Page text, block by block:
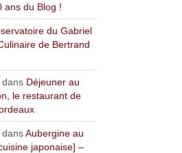
ans du Blog !
du Gabriel
de Bertrand
dans Déjeuner au
le restaurant de
dansAubergine au
japonaise] –